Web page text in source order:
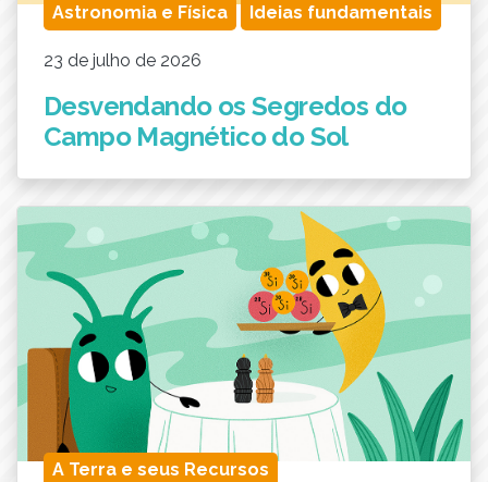
Astronomia e Física Ideias fundamentais
23 de julho de 2026
Desvendando os Segredos do
Campo Magnético do Sol
A Terra e seus Recursos